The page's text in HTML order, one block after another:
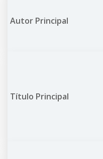
Autor Principal
Título Principal